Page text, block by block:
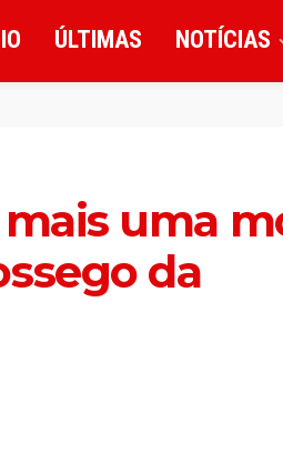
ÚLTIMAS NOTÍCIAS
uma
da